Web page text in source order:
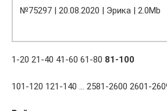
№75297 | 20.08.2020 | Эрика | 2.0Mb
1-20 21-40 41-60 61-80 81-100
101-120 121-140 … 2581-2600 2601-